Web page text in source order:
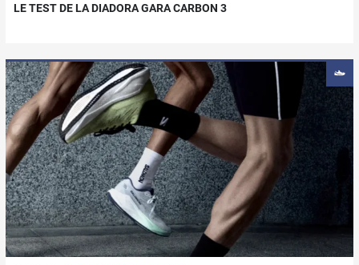
LE TEST DE LA DIADORA GARA CARBON 3